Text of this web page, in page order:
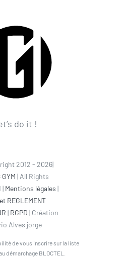
do it !
2012 - 2026|
GYM | All Rights
| Mentions légales |
REGLEMENT
| RGPD | Création
Alves jorge
de vous inscrire sur la liste
démarchage BLOCTEL.